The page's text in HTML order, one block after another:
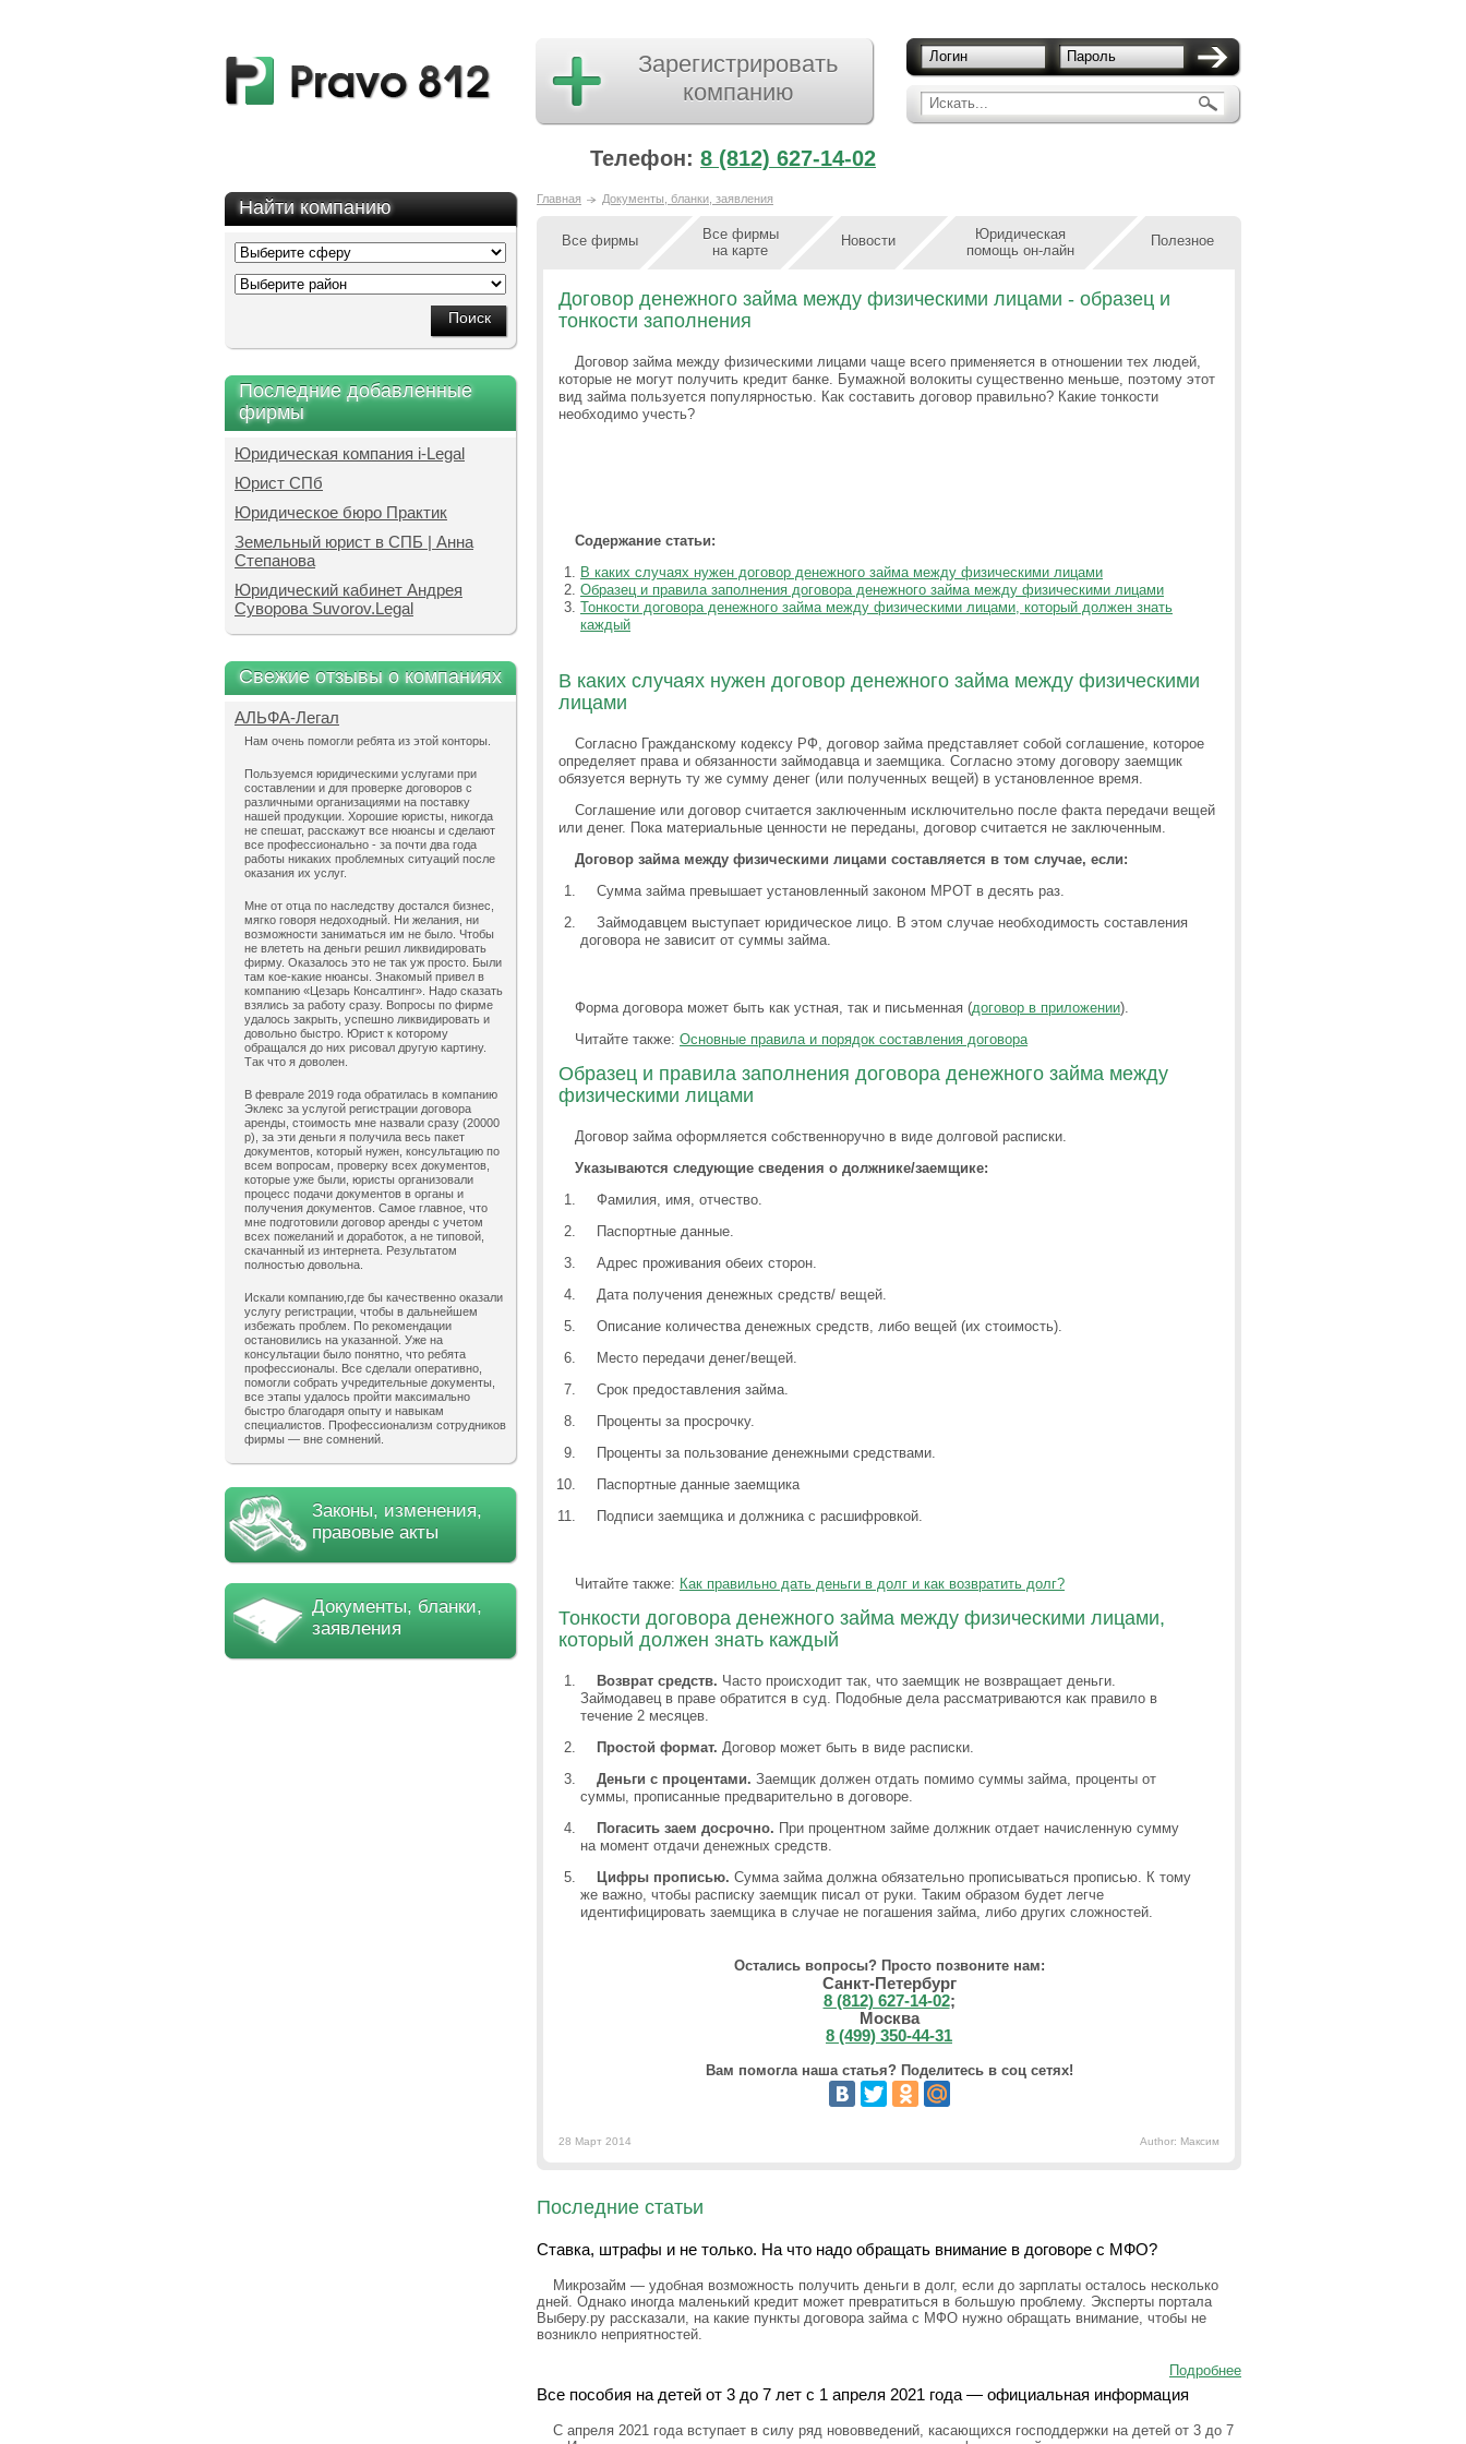
Искать...
Логин Пароль
Зарегистрировать
компанию
Телефон: 8 (812) 627-14-02
Найти компанию
Последние добавленные
фирмы
Юридическая компания i-Legal
Юрист СПб
Юридическое бюро Практик
Земельный юрист в СПБ | Анна
Степанова
Юридический кабинет Андрея
Суворова Suvorov.Legal
Свежие отзывы о компаниях
АЛЬФА-Легал
Нам очень помогли ребята из этой конторы.
Пользуемся юридическими услугами при
составлении и для проверке договоров с
различными организациями на поставку
нашей продукции. Хорошие юристы, никогда
не спешат, расскажут все нюансы и сделают
все профессионально - за почти два года
работы никаких проблемных ситуаций после
оказания их услуг.
Мне от отца по наследству достался бизнес,
мягко говоря недоходный. Ни желания, ни
возможности заниматься им не было. Чтобы
не влететь на деньги решил ликвидировать
фирму. Оказалось это не так уж просто. Были
там кое-какие нюансы. Знакомый привел в
компанию «Цезарь Консалтинг». Надо сказать
взялись за работу сразу. Вопросы по фирме
удалось закрыть, успешно ликвидировать и
довольно быстро. Юрист к которому
обращался до них рисовал другую картину.
Так что я доволен.
В феврале 2019 года обратилась в компанию
Эклекс за услугой регистрации договора
аренды, стоимость мне назвали сразу (20000
р), за эти деньги я получила весь пакет
документов, который нужен, консультацию по
всем вопросам, проверку всех документов,
которые уже были, юристы организовали
процесс подачи документов в органы и
получения документов. Самое главное, что
мне подготовили договор аренды с учетом
всех пожеланий и доработок, а не типовой,
скачанный из интернета. Результатом
полностью довольна.
Искали компанию,где бы качественно оказали
услугу регистрации, чтобы в дальнейшем
избежать проблем. По рекомендации
остановились на указанной. Уже на
консультации было понятно, что ребята
профессионалы. Все сделали оперативно,
помогли собрать учредительные документы,
все этапы удалось пройти максимально
быстро благодаря опыту и навыкам
специалистов. Профессионализм сотрудников
фирмы — вне сомнений.
Законы, изменения,
правовые акты
Документы, бланки,
заявления
Главная Документы, бланки, заявления
Все фирмы
Все фирмы
на карте
Новости
Юридическая
помощь он-лайн
Полезное
Договор денежного займа между физическими лицами - образец и
тонкости заполнения
Договор займа между физическими лицами чаще всего применяется в отношении тех людей,
которые не могут получить кредит банке. Бумажной волокиты существенно меньше, поэтому этот
вид займа пользуется популярностью. Как составить договор правильно? Какие тонкости
необходимо учесть?
Содержание статьи:
В каких случаях нужен договор денежного займа между физическими лицами
Образец и правила заполнения договора денежного займа между физическими лицами
Тонкости договора денежного займа между физическими лицами, который должен знать
каждый
В каких случаях нужен договор денежного займа между физическими
лицами
Согласно Гражданскому кодексу РФ, договор займа представляет собой соглашение, которое
определяет права и обязанности займодавца и заемщика. Согласно этому договору заемщик
обязуется вернуть ту же сумму денег (или полученных вещей) в установленное время.
Соглашение или договор считается заключенным исключительно после факта передачи вещей
или денег. Пока материальные ценности не переданы, договор считается не заключенным.
Договор займа между физическими лицами составляется в том случае, если:
Сумма займа превышает установленный законом МРОТ в десять раз.
Займодавцем выступает юридическое лицо. В этом случае необходимость составления
договора не зависит от суммы займа.
Форма договора может быть как устная, так и письменная (договор в приложении).
Читайте также: Основные правила и порядок составления договора
Образец и правила заполнения договора денежного займа между
физическими лицами
Договор займа оформляется собственноручно в виде долговой расписки.
Указываются следующие сведения о должнике/заемщике:
Фамилия, имя, отчество.
Паспортные данные.
Адрес проживания обеих сторон.
Дата получения денежных средств/ вещей.
Описание количества денежных средств, либо вещей (их стоимость).
Место передачи денег/вещей.
Срок предоставления займа.
Проценты за просрочку.
Проценты за пользование денежными средствами.
Паспортные данные заемщика
Подписи заемщика и должника с расшифровкой.
Читайте также: Как правильно дать деньги в долг и как возвратить долг?
Тонкости договора денежного займа между физическими лицами,
который должен знать каждый
Возврат средств. Часто происходит так, что заемщик не возвращает деньги.
Займодавец в праве обратится в суд. Подобные дела рассматриваются как правило в
течение 2 месяцев.
Простой формат. Договор может быть в виде расписки.
Деньги с процентами. Заемщик должен отдать помимо суммы займа, проценты от
суммы, прописанные предварительно в договоре.
Погасить заем досрочно. При процентном займе должник отдает начисленную сумму
на момент отдачи денежных средств.
Цифры прописью. Сумма займа должна обязательно прописываться прописью. К тому
же важно, чтобы расписку заемщик писал от руки. Таким образом будет легче
идентифицировать заемщика в случае не погашения займа, либо других сложностей.
Остались вопросы? Просто позвоните нам:
Санкт-Петербург
8 (812) 627-14-02;
Москва
8 (499) 350-44-31
Вам помогла наша статья? Поделитесь в соц сетях!
28 Март 2014 Author: Максим
Последние статьи
Ставка, штрафы и не только. На что надо обращать внимание в договоре с МФО?
Микрозайм — удобная возможность получить деньги в долг, если до зарплаты осталось несколько
дней. Однако иногда маленький кредит может превратиться в большую проблему. Эксперты портала
Выберу.ру рассказали, на какие пункты договора займа с МФО нужно обращать внимание, чтобы не
возникло неприятностей.
Подробнее
Все пособия на детей от 3 до 7 лет с 1 апреля 2021 года — официальная информация
С апреля 2021 года вступает в силу ряд нововведений, касающихся господдержки на детей от 3 до 7